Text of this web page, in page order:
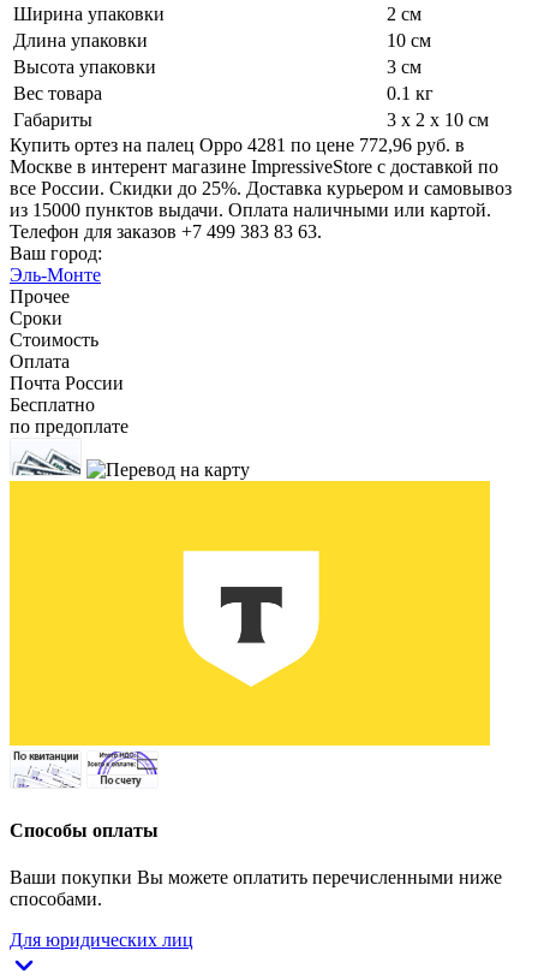
Ширина упаковки
2 см
Длина упаковки
10 см
Высота упаковки
3 см
Вес товара
0.1 кг
Габариты
3 x 2 x 10 см
Купить ортез на палец Oppo 4281 по цене 772,96 руб. в
Москве в интерент магазине ImpressiveStore с доставкой по
все России. Скидки до 25%. Доставка курьером и самовывоз
из 15000 пунктов выдачи. Оплата наличными или картой.
Телефон для заказов +7 499 383 83 63.
Ваш город:
Эль-Монте
Прочее
Сроки
Стоимость
Оплата
Почта России
Бесплатно
по предоплате
Способы оплаты
Ваши покупки Вы можете оплатить перечисленными ниже
способами.
Для юридических лиц